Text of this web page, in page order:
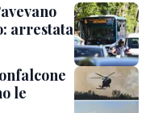
arrestata
le